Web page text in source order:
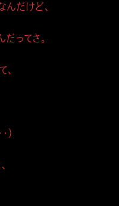
んだけど、
ってさ。
、
）